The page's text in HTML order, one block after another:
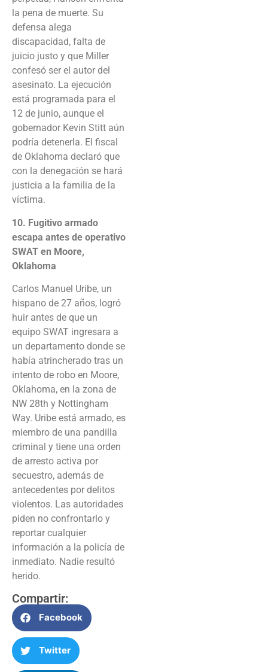
la pena de muerte. Su
defensa alega
discapacidad, falta de
juicio justo y que Miller
confesó ser el autor del
asesinato. La ejecución
está programada para el
12 de junio, aunque el
gobernador Kevin Stitt aún
podría detenerla. El fiscal
de Oklahoma declaró que
con la denegación se hará
justicia a la familia de la
víctima.
10. Fugitivo armado
escapa antes de operativo
SWAT en Moore,
Oklahoma
Carlos Manuel Uribe, un
hispano de 27 años, logró
huir antes de que un
equipo SWAT ingresara a
un departamento donde se
había atrincherado tras un
intento de robo en Moore,
Oklahoma, en la zona de
NW 28th y Nottingham
Way. Uribe está armado, es
miembro de una pandilla
criminal y tiene una orden
de arresto activa por
secuestro, además de
antecedentes por delitos
violentos. Las autoridades
piden no confrontarlo y
reportar cualquier
información a la policía de
inmediato. Nadie resultó
herido.
Compartir:
Facebook
Twitter